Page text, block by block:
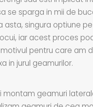
se sparga in mii de
asta, singura optiune
iar acest proces
motivul pentru care am
in jurul geamurilor.
montam geamuri